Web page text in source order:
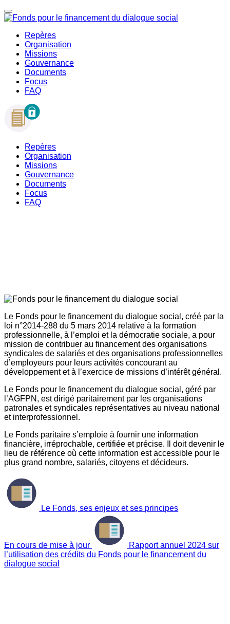
Repères
Organisation
Missions
Gouvernance
Documents
Focus
FAQ
Repères
Organisation
Missions
Gouvernance
Documents
Focus
FAQ
Le Fonds pour le financement du dialogue social, créé par la
loi n°2014-288 du 5 mars 2014 relative à la formation
professionnelle, à l’emploi et la démocratie sociale, a pour
mission de contribuer au financement des organisations
syndicales de salariés et des organisations professionnelles
d’employeurs pour leurs activités concourant au
développement et à l’exercice de missions d’intérêt général.
Le Fonds pour le financement du dialogue social, géré par
l’AGFPN, est dirigé paritairement par les organisations
patronales et syndicales représentatives au niveau national
et interprofessionnel.
Le Fonds paritaire s’emploie à fournir une information
financière, irréprochable, certifiée et précise. Il doit devenir le
lieu de référence où cette information est accessible pour le
plus grand nombre, salariés, citoyens et décideurs.
Le Fonds, ses enjeux et ses principes
En cours de mise à jour
Rapport annuel 2024 sur
l’utilisation des crédits du Fonds pour le financement du
dialogue social